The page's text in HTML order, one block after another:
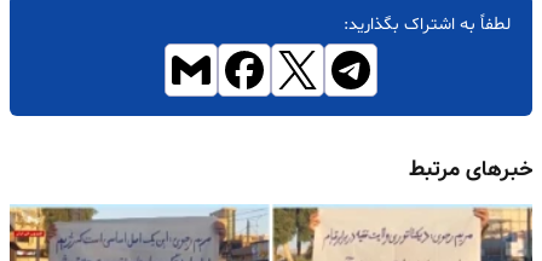
لطفاً به اشتراک بگذارید:
خبرهای مرتبط